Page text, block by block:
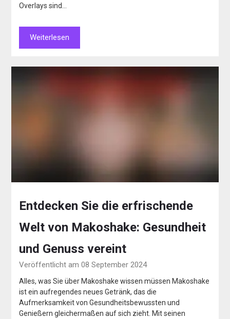
Overlays sind…
Weiterlesen
Entdecken Sie die erfrischende
Welt von Makoshake: Gesundheit
und Genuss vereint
Veröffentlicht am 08 September 2024
Alles, was Sie über Makoshake wissen müssen Makoshake
ist ein aufregendes neues Getränk, das die
Aufmerksamkeit von Gesundheitsbewussten und
Genießern gleichermaßen auf sich zieht. Mit seinen